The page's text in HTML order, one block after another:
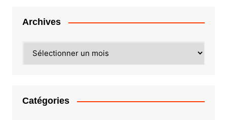
Archives
Catégories